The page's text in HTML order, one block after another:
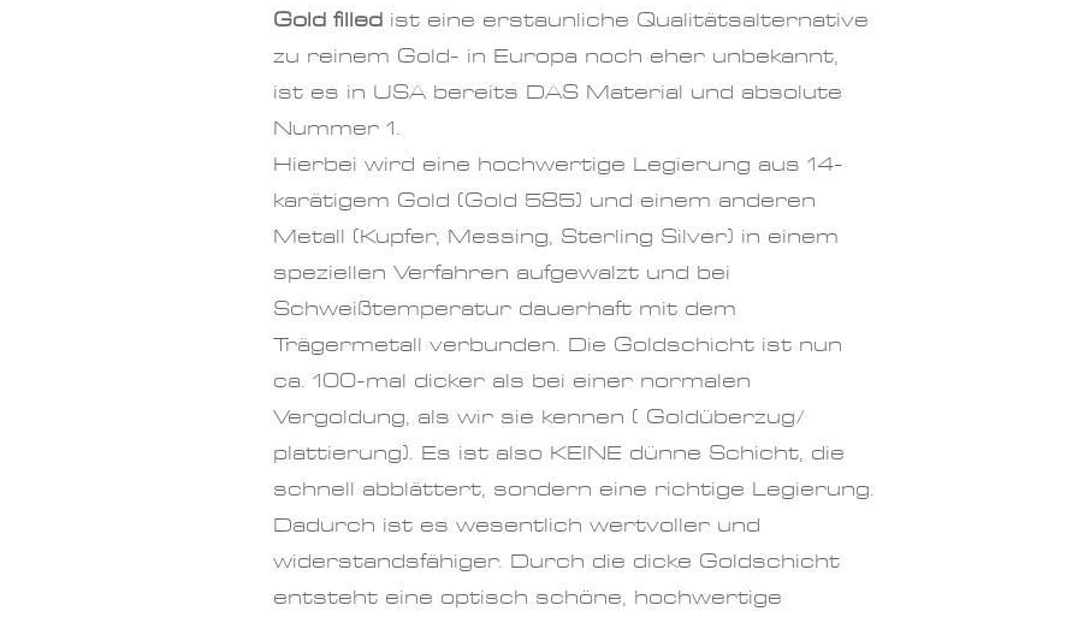
Gold filled ist eine erstaunliche Qualitätsalternative
zu reinem Gold- in Europa noch eher unbekannt,
ist es in USA bereits DAS Material und absolute
Nummer 1.
Hierbei wird eine hochwertige Legierung aus 14-
karätigem Gold (Gold 585) und einem anderen
Metall (Kupfer, Messing, Sterling Silver) in einem
speziellen Verfahren aufgewalzt und bei
Schweißtemperatur dauerhaft mit dem
Trägermetall verbunden. Die Goldschicht ist nun
ca. 100-mal dicker als bei einer normalen
Vergoldung, als wir sie kennen ( Goldüberzug/
plattierung). Es ist also KEINE dünne Schicht, die
schnell abblättert, sondern eine richtige Legierung.
Dadurch ist es wesentlich wertvoller und
widerstandsfähiger. Durch die dicke Goldschicht
entsteht eine optisch schöne, hochwertige